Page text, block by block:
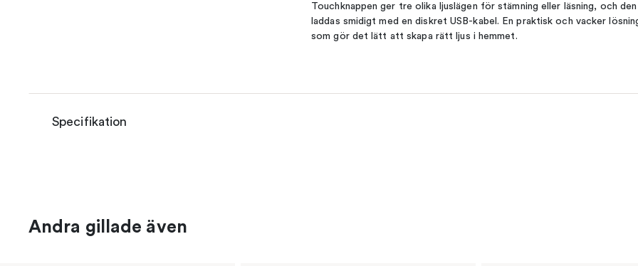
Touchknappen ger tre olika ljuslägen för stämning eller läsning, och den
laddas smidigt med en diskret USB-kabel. En praktisk och vacker
som gör det lätt att skapa rätt ljus i hemmet.
Specifikation
Andra gillade även